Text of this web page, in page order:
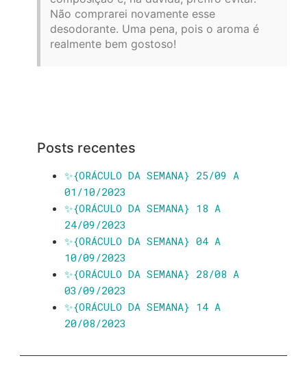
Não comprarei novamente esse
desodorante. Uma pena, pois o aroma é
realmente bem gostoso!
Posts recentes
✨️{ORÁCULO DA SEMANA} 25/09 A
01/10/2023
✨️{ORÁCULO DA SEMANA} 18 A
24/09/2023
✨️{ORÁCULO DA SEMANA} 04 A
10/09/2023
✨️{ORÁCULO DA SEMANA} 28/08 A
03/09/2023
✨️{ORÁCULO DA SEMANA} 14 A
20/08/2023